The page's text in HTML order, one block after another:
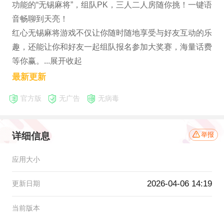
功能的“无锡麻将”，组队PK，三人二人房随你挑！一键语
音畅聊到天亮！
红心无锡麻将游戏不仅让你随时随地享受与好友互动的乐
趣，还能让你和好友一起组队报名参加大奖赛，海量话费
等你赢。...展开收起
最新更新
官方版 无广告 无病毒
详细信息 举报
应用大小
更新日期 2026-04-06 14:19
当前版本